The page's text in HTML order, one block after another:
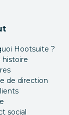
Hootsuite ?
histoire
de direction
social